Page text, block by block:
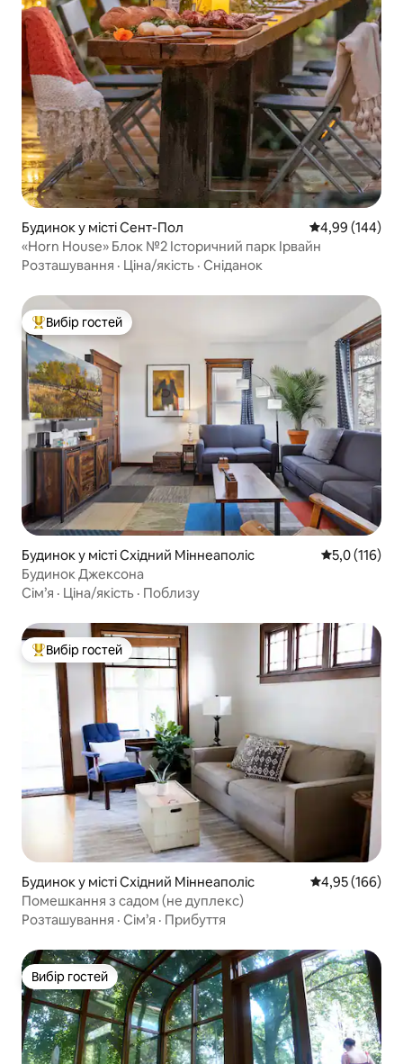
Будинок у місті Сент-Пол Середня
4,99 (144)
«Horn House» Блок №2 Історичний парк Ірвайн
Розташування · Ціна/якість · Сніданок
Топ вибір гостей
Вибір гостей
Будинок у місті Східний Міннеаполіс Середня
5,0 (116)
Будинок Джексона
Сім’я · Ціна/якість · Поблизу
Топ вибір гостей
Вибір гостей
Будинок у місті Східний Міннеаполіс Середня
4,95 (166)
Помешкання з садом (не дуплекс)
Розташування · Сім’я · Прибуття
Вибір гостей
Вибір гостей